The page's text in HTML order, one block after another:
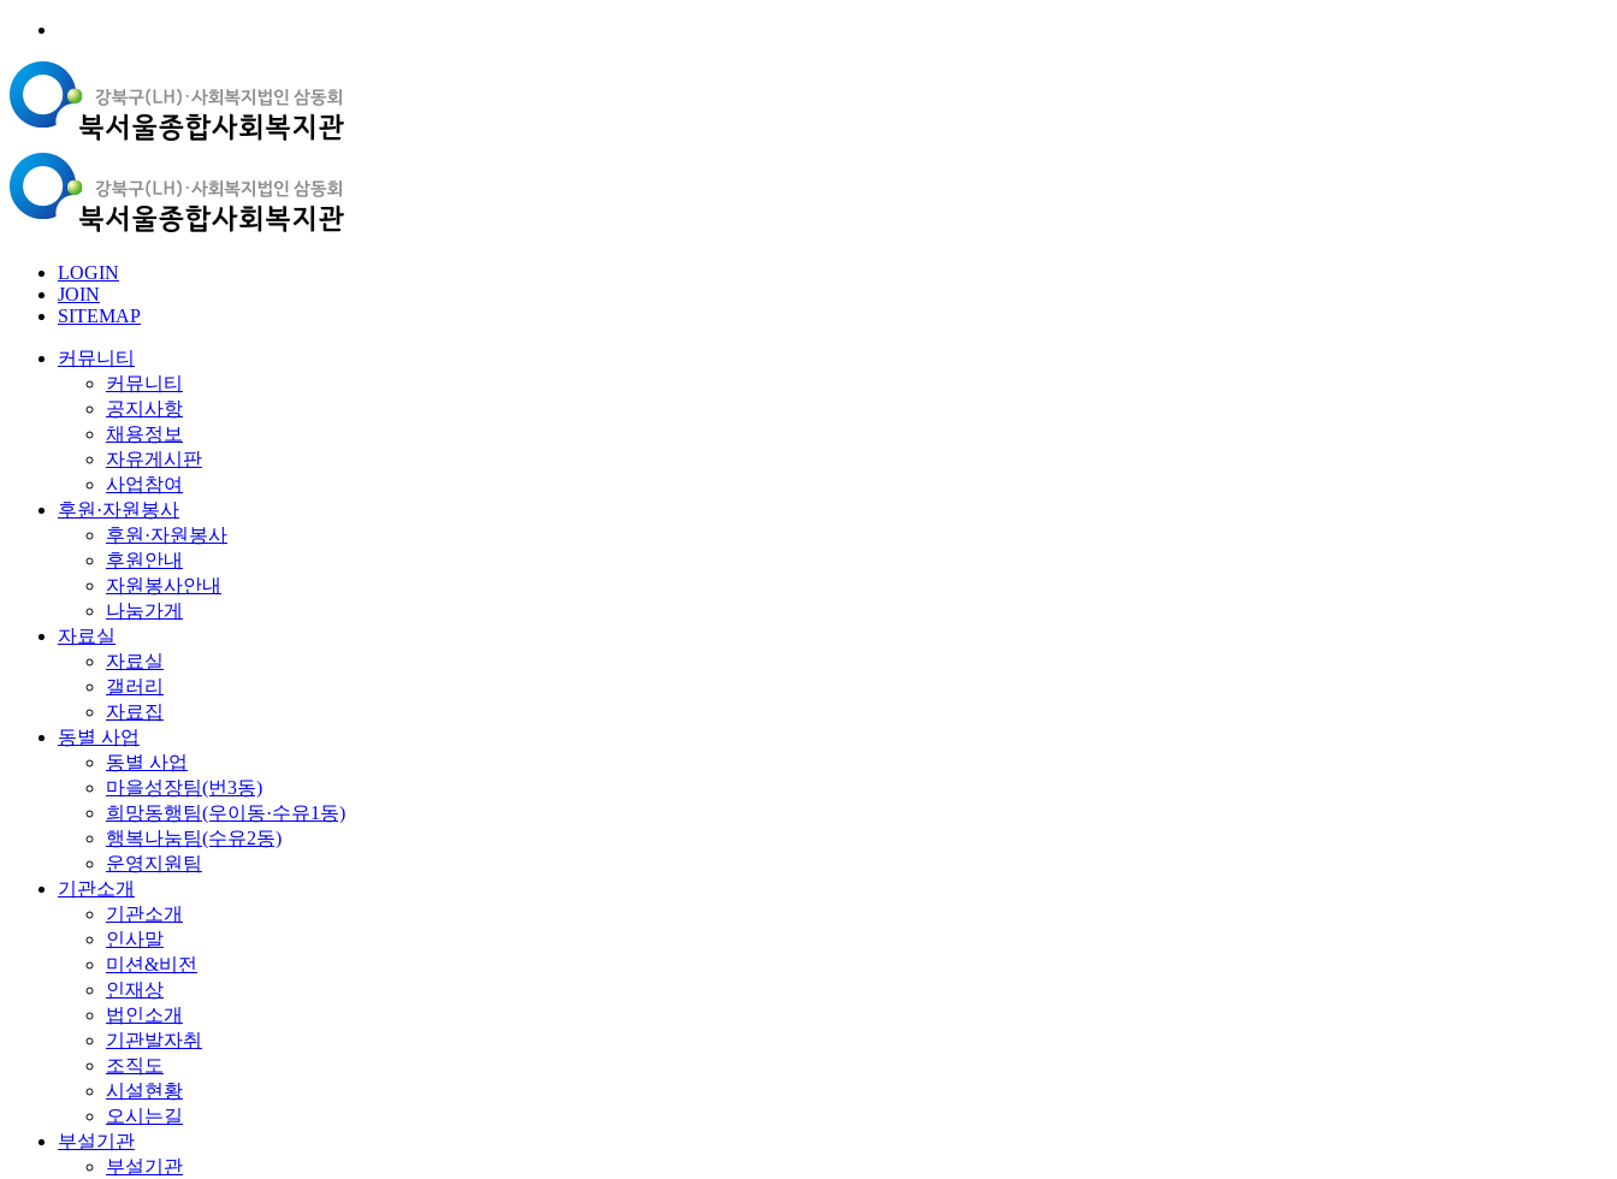
LOGIN
JOIN
SITEMAP
커뮤니티
커뮤니티
공지사항
채용정보
자유게시판
사업참여
후원·자원봉사
후원·자원봉사
후원안내
자원봉사안내
나눔가게
자료실
자료실
갤러리
자료집
동별 사업
동별 사업
마을성장팀(번3동)
희망동행팀(우이동·수유1동)
행복나눔팀(수유2동)
운영지원팀
기관소개
기관소개
인사말
미션&비전
인재상
법인소개
기관발자취
조직도
시설현황
오시는길
부설기관
부설기관